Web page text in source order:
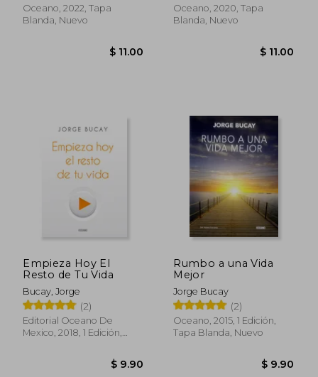
Oceano, 2022, Tapa
Blanda, Nuevo
Oceano, 2020, Tapa
Blanda, Nuevo
Empieza Hoy El
Resto de Tu Vida
Bucay, Jorge
(2)
Editorial Oceano De
Mexico, 2018, 1 Edición,
Rumbo a una Vida
Mejor
Jorge Bucay
(2)
Oceano, 2015, 1 Edición,
Tapa Blanda, Nuevo